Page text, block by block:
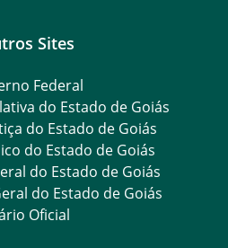
Sites
Federal
do Estado de Goiás
do Estado de Goiás
do Estado de Goiás
do Estado de Goiás
do Estado de Goiás
Oficial